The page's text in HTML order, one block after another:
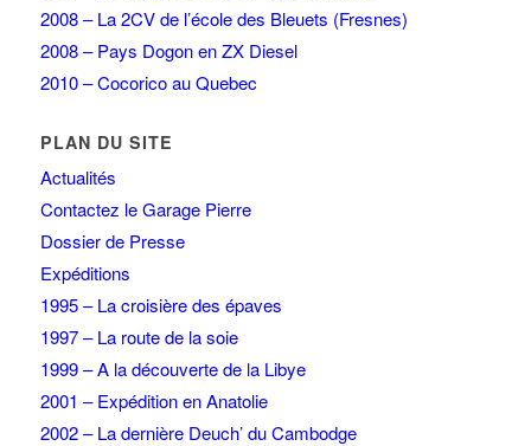
2008 – La 2CV de l’école des Bleuets (Fresnes)
2008 – Pays Dogon en ZX Diesel
2010 – Cocorico au Quebec
PLAN DU SITE
Actualités
Contactez le Garage Pierre
Dossier de Presse
Expéditions
1995 – La croisière des épaves
1997 – La route de la soie
1999 – A la découverte de la Libye
2001 – Expédition en Anatolie
2002 – La dernière Deuch’ du Cambodge